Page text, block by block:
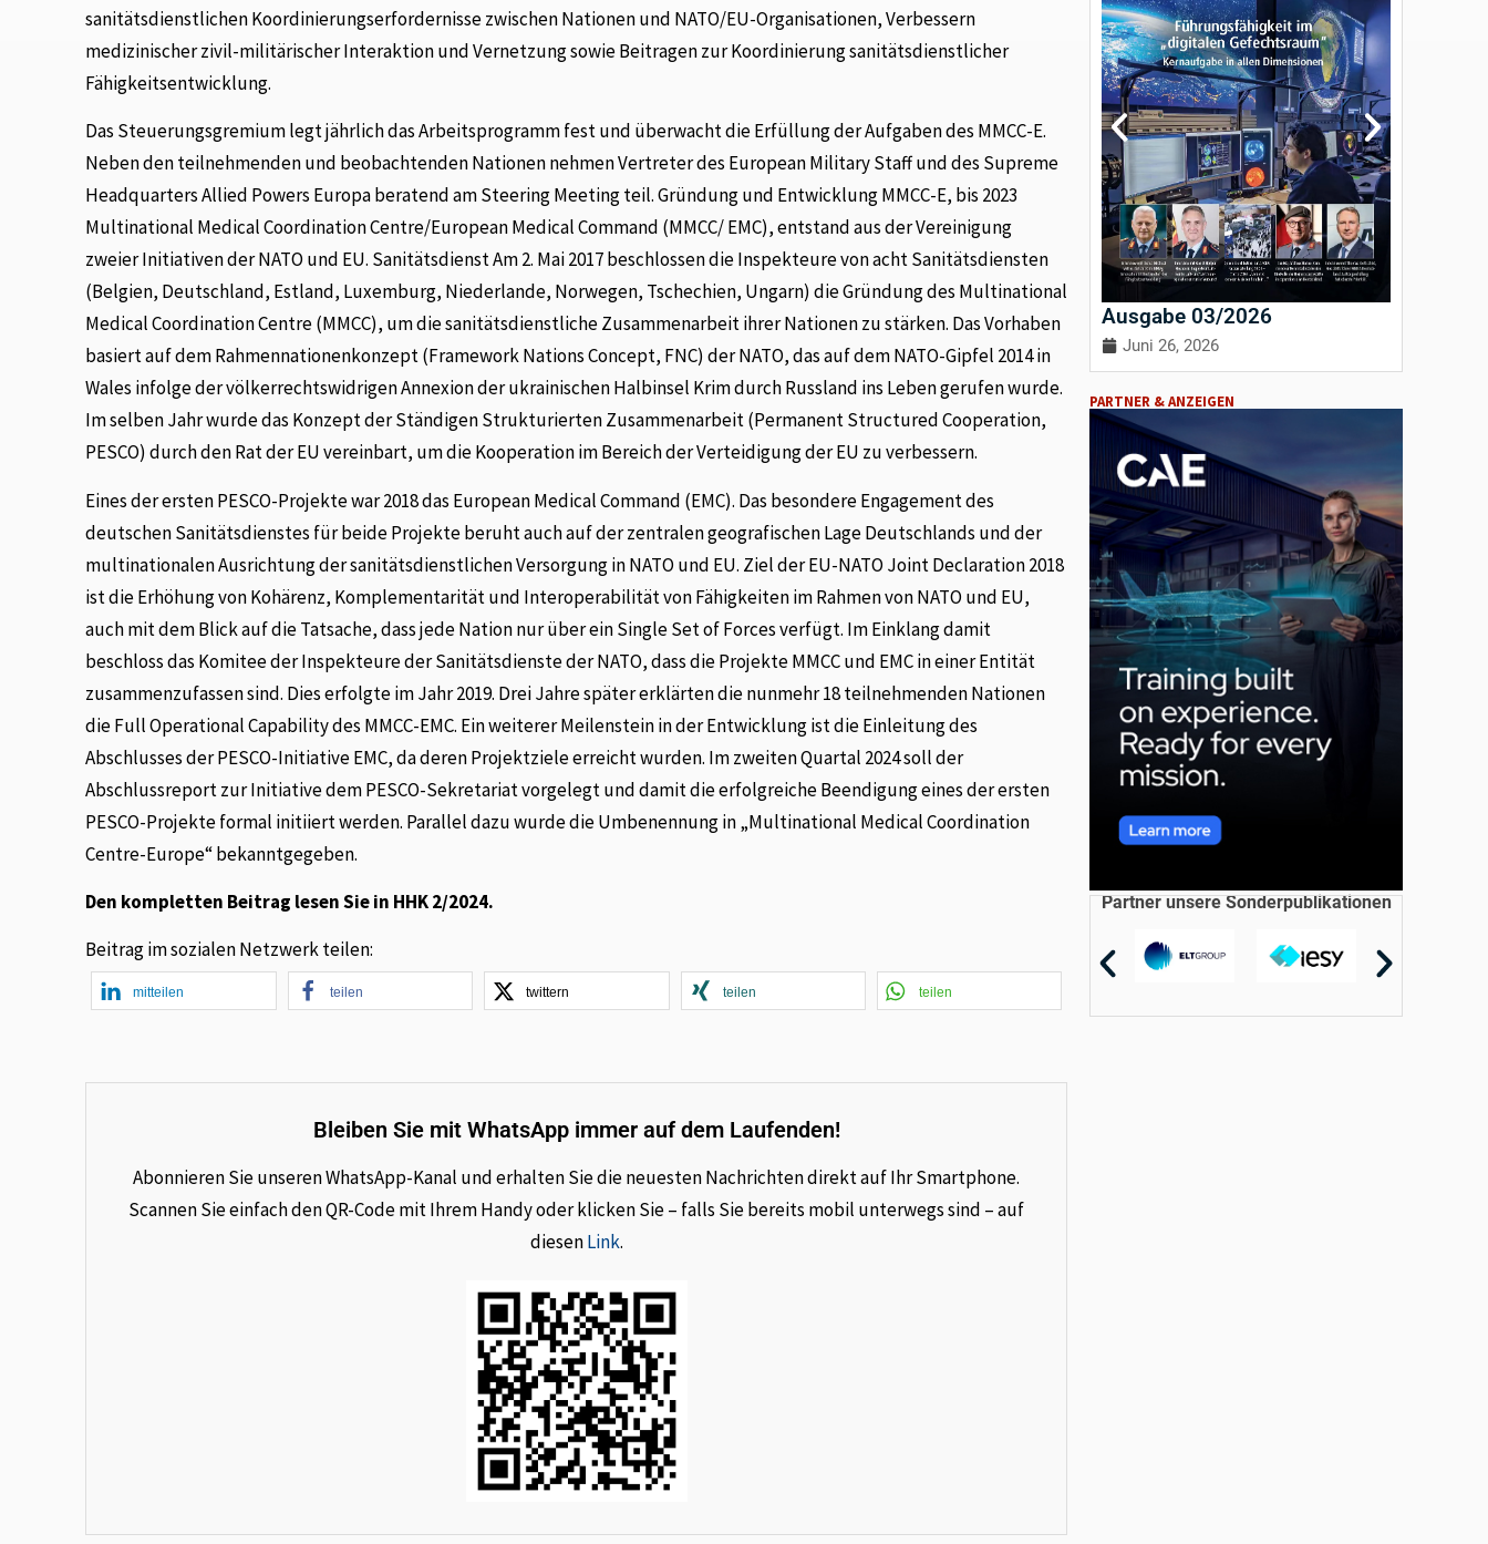
sanitätsdienstlichen Koordinierungserfordernisse zwischen Nationen und NATO/EU-Organisationen, Verbessern
medizinischer zivil-militärischer Interaktion und Vernetzung sowie Beitragen zur Koordinierung sanitätsdienstlicher
Fähigkeitsentwicklung.
Das Steuerungsgremium legt jährlich das Arbeitsprogramm fest und überwacht die Erfüllung der Aufgaben des MMCC-E.
Neben den teilnehmenden und beobachtenden Nationen nehmen Vertreter des European Military Staff und des Supreme
Headquarters Allied Powers Europa beratend am Steering Meeting teil. Gründung und Entwicklung MMCC-E, bis 2023
Multinational Medical Coordination Centre/European Medical Command (MMCC/ EMC), entstand aus der Vereinigung
zweier Initiativen der NATO und EU. Sanitätsdienst Am 2. Mai 2017 beschlossen die Inspekteure von acht Sanitätsdiensten
(Belgien, Deutschland, Estland, Luxemburg, Niederlande, Norwegen, Tschechien, Ungarn) die Gründung des Multinational
Medical Coordination Centre (MMCC), um die sanitätsdienstliche Zusammenarbeit ihrer Nationen zu stärken. Das Vorhaben
basiert auf dem Rahmennationenkonzept (Framework Nations Concept, FNC) der NATO, das auf dem NATO-Gipfel 2014 in
Wales infolge der völkerrechtswidrigen Annexion der ukrainischen Halbinsel Krim durch Russland ins Leben gerufen wurde.
Im selben Jahr wurde das Konzept der Ständigen Strukturierten Zusammenarbeit (Permanent Structured Cooperation,
PESCO) durch den Rat der EU vereinbart, um die Kooperation im Bereich der Verteidigung der EU zu verbessern.
Eines der ersten PESCO-Projekte war 2018 das European Medical Command (EMC). Das besondere Engagement des
deutschen Sanitätsdienstes für beide Projekte beruht auch auf der zentralen geografischen Lage Deutschlands und der
multinationalen Ausrichtung der sanitätsdienstlichen Versorgung in NATO und EU. Ziel der EU-NATO Joint Declaration 2018
ist die Erhöhung von Kohärenz, Komplementarität und Interoperabilität von Fähigkeiten im Rahmen von NATO und EU,
auch mit dem Blick auf die Tatsache, dass jede Nation nur über ein Single Set of Forces verfügt. Im Einklang damit
beschloss das Komitee der Inspekteure der Sanitätsdienste der NATO, dass die Projekte MMCC und EMC in einer Entität
zusammenzufassen sind. Dies erfolgte im Jahr 2019. Drei Jahre später erklärten die nunmehr 18 teilnehmenden Nationen
die Full Operational Capability des MMCC-EMC. Ein weiterer Meilenstein in der Entwicklung ist die Einleitung des
Abschlusses der PESCO-Initiative EMC, da deren Projektziele erreicht wurden. Im zweiten Quartal 2024 soll der
Abschlussreport zur Initiative dem PESCO-Sekretariat vorgelegt und damit die erfolgreiche Beendigung eines der ersten
PESCO-Projekte formal initiiert werden. Parallel dazu wurde die Umbenennung in „Multinational Medical Coordination
Centre-Europe“ bekanntgegeben.
Den kompletten Beitrag lesen Sie in HHK 2/2024.
Beitrag im sozialen Netzwerk teilen:
mitteilen teilen twittern teilen teilen
Bleiben Sie mit WhatsApp immer auf dem Laufenden!
Abonnieren Sie unseren WhatsApp-Kanal und erhalten Sie die neuesten Nachrichten direkt auf Ihr Smartphone.
Scannen Sie einfach den QR-Code mit Ihrem Handy oder klicken Sie – falls Sie bereits mobil unterwegs sind – auf
diesenLink.
Ausgabe 03/2026
Juni 26, 2026
PARTNER & ANZEIGEN
Partner unsere Sonderpublikationen